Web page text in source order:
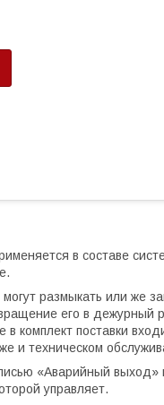
в составе
размыкать или же
его в дежурный
комплект поставки
и техническом
«Аварийный выход»
управляет.